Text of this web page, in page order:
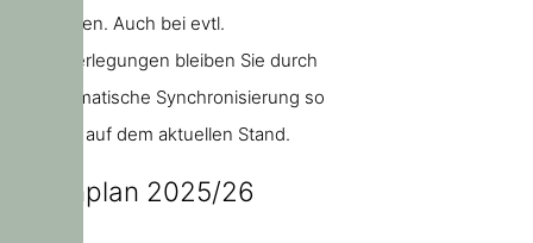
abonnieren. Auch bei evtl.
Terminverlegungen bleiben Sie durch
die automatische Synchronisierung so
jederzeit auf dem aktuellen Stand.
Ferienplan 2025/26